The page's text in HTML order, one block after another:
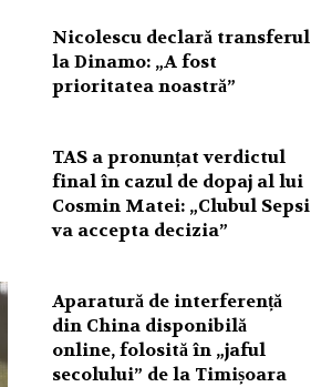
Nicolescu declară transferul
la Dinamo: „A fost
prioritatea noastră”
TAS a pronunțat verdictul
final în cazul de dopaj al lui
Cosmin Matei: „Clubul Sepsi
va accepta decizia”
Aparatură de interferență
din China disponibilă
online, folosită în „jaful
secolului” de la Timișoara